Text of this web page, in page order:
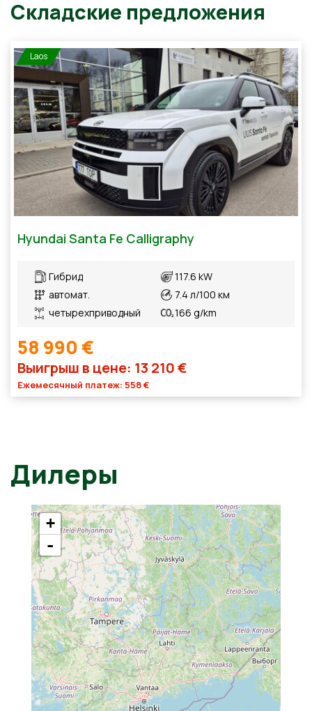
Складские предложения
Laos
Hyundai Santa Fe Calligraphy
Гибрид
автомат.
четырехприводный
117.6 kW
7.4 л/100 км
166 g/km
58 990 €
Выигрыш в цене: 13 210 €
Ежемесячный платеж: 558 €
Дилеры
+
-